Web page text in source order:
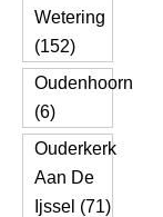
Wetering
(152)
Oudenhoorn
(6)
Ouderkerk
Aan De
Ijssel (71)